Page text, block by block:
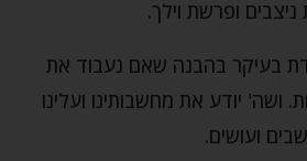
ופרשת וילך.
בעיקר בהבנה שאם נעבוד את
ושה' יודע את מחשבותינו ועלינו
ועושים.